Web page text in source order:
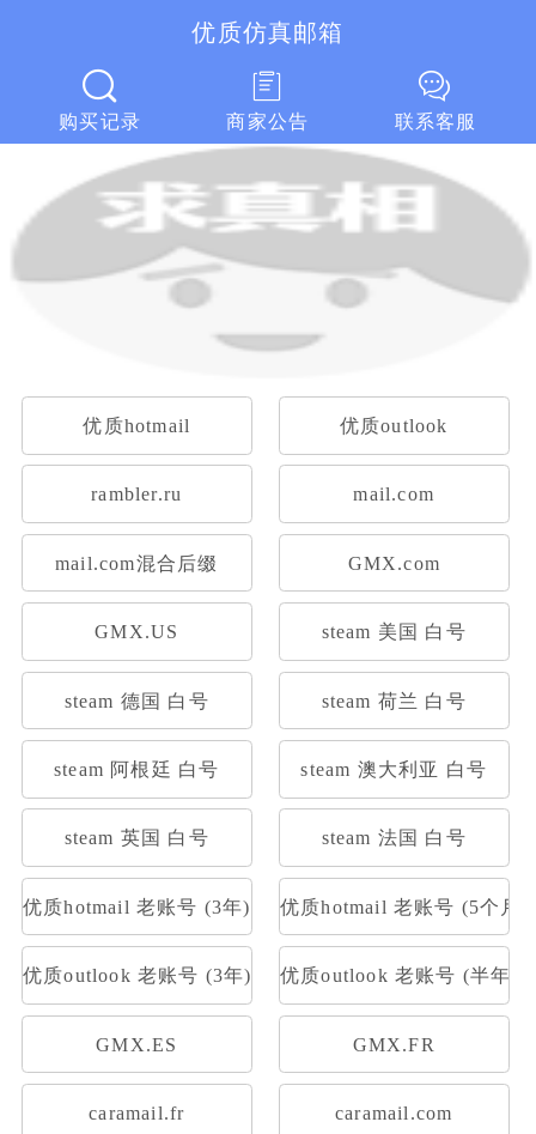
优质仿真邮箱
购买记录 商家公告 联系客服
优质hotmail 优质outlook
rambler.ru mail.com
mail.com混合后缀 GMX.com
GMX.US steam 美国 白号
steam 德国 白号 steam 荷兰 白号
steam 阿根廷 白号 steam 澳大利亚 白号
steam 英国 白号 steam 法国 白号
优质hotmail 老账号 (3年) 优质hotmail 老账号 (5个月)
优质outlook 老账号 (3年) 优质outlook 老账号 (半年)
GMX.ES GMX.FR
caramail.fr caramail.com